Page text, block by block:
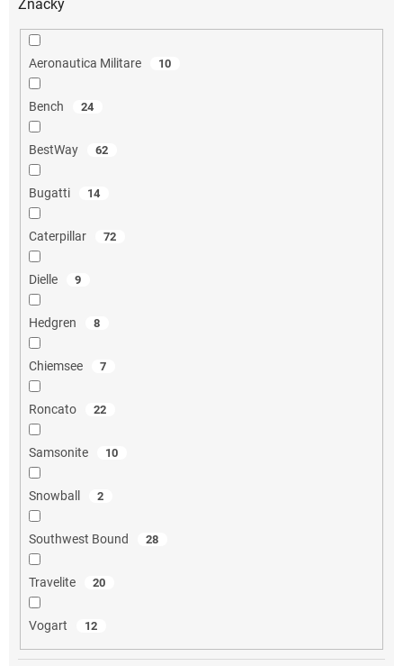
Značky
Aeronautica Militare 10
Bench 24
BestWay 62
Bugatti 14
Caterpillar 72
Dielle 9
Hedgren 8
Chiemsee 7
Roncato 22
Samsonite 10
Snowball 2
Southwest Bound 28
Travelite 20
Vogart 12